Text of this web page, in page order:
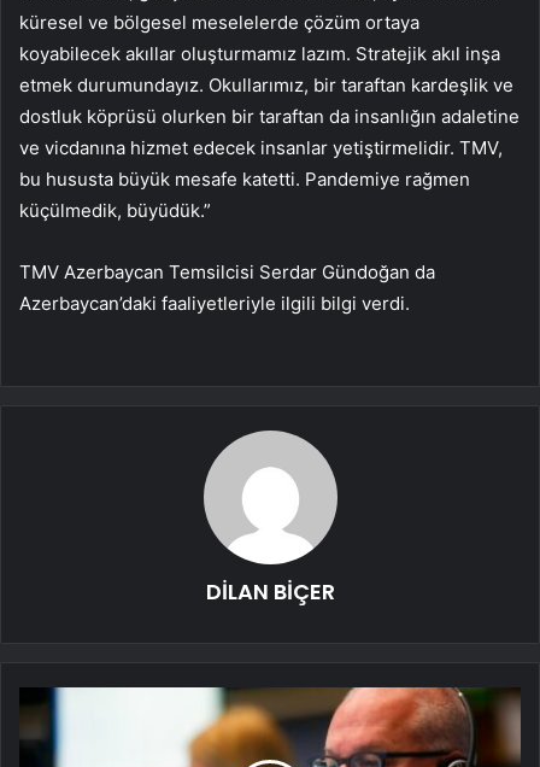
küresel ve bölgesel meselelerde çözüm ortaya
koyabilecek akıllar oluşturmamız lazım. Stratejik akıl inşa
etmek durumundayız. Okullarımız, bir taraftan kardeşlik ve
dostluk köprüsü olurken bir taraftan da insanlığın adaletine
ve vicdanına hizmet edecek insanlar yetiştirmelidir. TMV,
bu hususta büyük mesafe katetti. Pandemiye rağmen
küçülmedik, büyüdük.”
TMV Azerbaycan Temsilcisi Serdar Gündoğan da
Azerbaycan’daki faaliyetleriyle ilgili bilgi verdi.
DİLAN BİÇER